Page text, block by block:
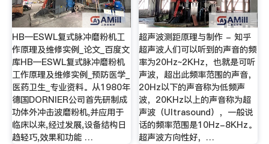
HB—ESWL复式脉冲磨粉机工
作原理及维修实例_论文_百度文
库HB—ESWL复式脉冲磨粉机
工作原理及维修实例_预防医学_
医药卫生_专业资料。从1980年
德国DORNIER公司首先研制成
功体外冲击波磨粉机,并应用于
临床以来,经过发展,设备结构日
趋轻巧,效果和功能 …
超声波测距原理与制作 - 知乎
超声波人们可以听到的声音的频
率为20Hz~2KHz，也就是可听
声波，超出此频率范围的声音，
20Hz以下的声音称为低频声
波，20KHz以上的声音称为超
声波（Ultrasound），一般说
话的频率范围是10Hz-8KHz。
超声波方向性好，…